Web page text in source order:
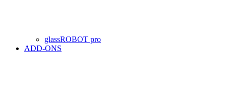
glassROBOT pro
ADD-ONS